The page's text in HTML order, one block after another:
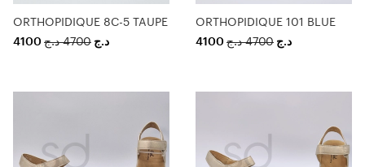
ORTHOPIDIQUE 8C-5 TAUPE
4100
د.ج 4700 د.ج
ORTHOPIDIQUE 101 BLUE
4100
د.ج 4700 د.ج